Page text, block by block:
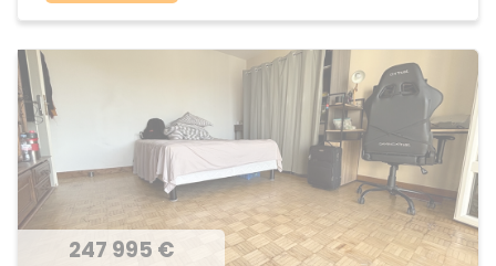
247 995 €